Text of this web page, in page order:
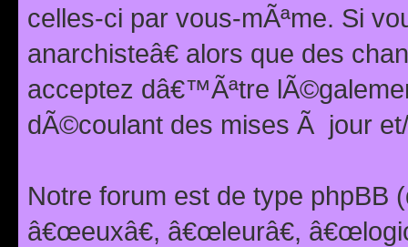
celles-ci par vous-mÃªme. Si
anarchisteâ€ alors que des
acceptez dâ€™Ãªtre
dÃ©coulant des mises Ã jour
Notre forum est de type phpBB
â€œeuxâ€, â€œleurâ€,